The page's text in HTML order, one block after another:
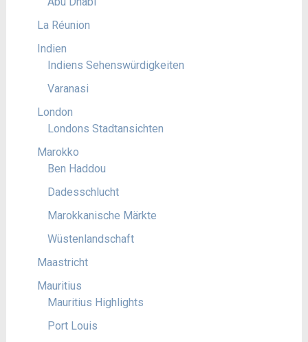
La Réunion
Indien
Indiens Sehenswürdigkeiten
Varanasi
London
Londons Stadtansichten
Marokko
Ben Haddou
Dadesschlucht
Marokkanische Märkte
Wüstenlandschaft
Maastricht
Mauritius
Mauritius Highlights
Port Louis